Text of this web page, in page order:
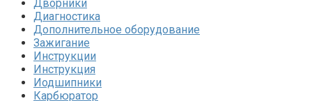
Дворники
Диагностика
Дополнительное оборудование
Зажигание
Инструкции
Инструкция
Иодшипники
Карбюратор